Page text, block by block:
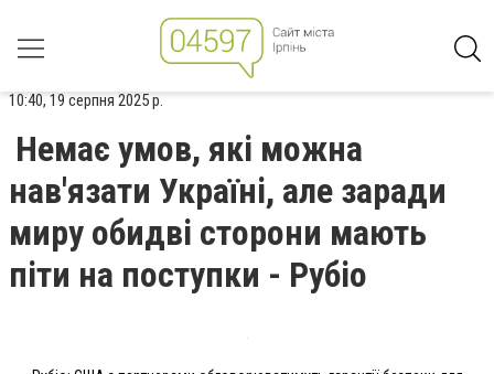
10:40, 19 серпня 2025 р.
Немає умов, які можна
нав'язати Україні, але заради
миру обидві сторони мають
піти на поступки - Рубіо